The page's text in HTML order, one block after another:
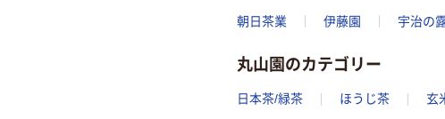
朝日茶業 伊藤園 宇治の
丸山園のカテゴリー
日本茶/緑茶 ほうじ茶 玄